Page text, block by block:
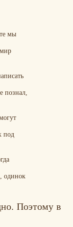
мы
мир
познал,
под
одинок
Поэтому в